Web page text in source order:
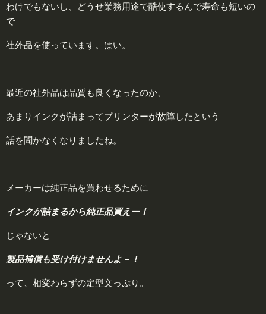
わけでもないし、どうせ業務用途で酷使するんで寿命も短いの
で
社外品を使っています。はい。
最近の社外品は品質も良くなったのか、
あまりインクが詰まってプリンターが故障したという
話を聞かなくなりましたね。
メーカーは純正品を買わせるために
インクが詰まるから純正品買えー！
じゃないと
製品補償も受け付けませんよ－！
って、相変わらずの定型文っぷり。